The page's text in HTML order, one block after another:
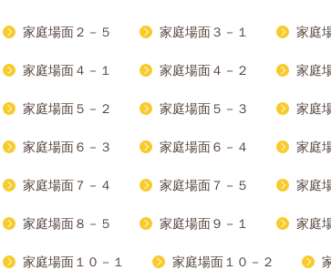
家庭場面２－５ 家庭場面３－１ 家庭
家庭場面４－１ 家庭場面４－２ 家庭
家庭場面５－２ 家庭場面５－３ 家庭
家庭場面６－３ 家庭場面６－４ 家庭
家庭場面７－４ 家庭場面７－５ 家庭
家庭場面８－５ 家庭場面９－１ 家庭
家庭場面１０－１ 家庭場面１０－２